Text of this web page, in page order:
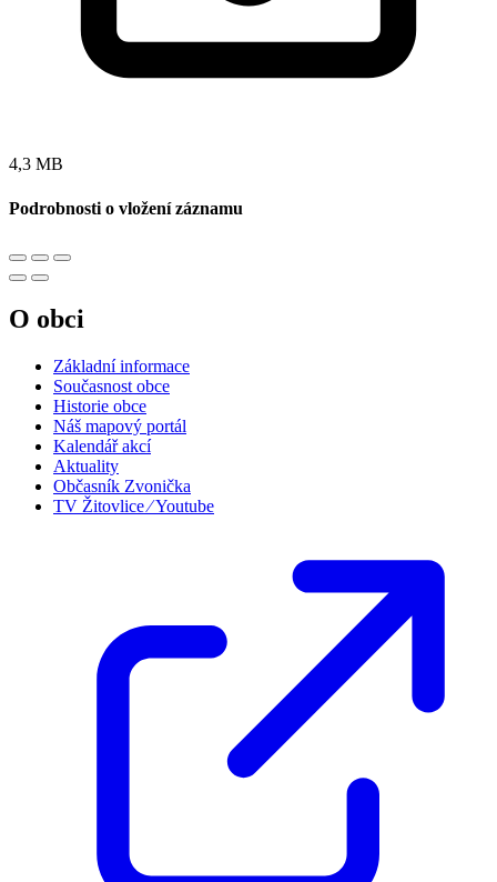
4,3 MB
Podrobnosti o vložení záznamu
O obci
Základní informace
Současnost obce
Historie obce
Náš mapový portál
Kalendář akcí
Aktuality
Občasník Zvonička
TV Žitovlice ⁄ Youtube